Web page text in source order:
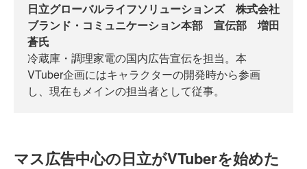
日立グローバルライフソリューションズ 株式会社
ブランド・コミュニケーション本部 宣伝部 増田
蒼氏
冷蔵庫・調理家電の国内広告宣伝を担当。本
VTuber企画にはキャラクターの開発時から参画
し、現在もメインの担当者として従事。
マス広告中心の日立がVTuberを始めた